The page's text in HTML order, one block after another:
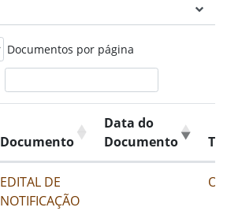
Documentos por página
Documento
Data do
Documento
EDITAL DE
NOTIFICAÇÃO